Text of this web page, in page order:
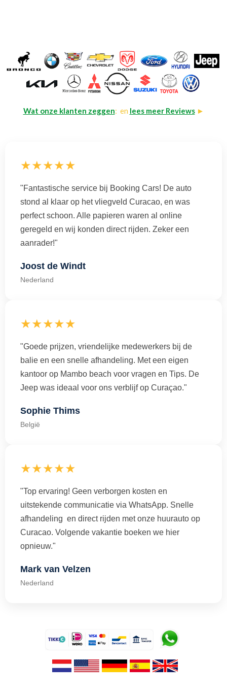
Wat onze klanten zeggen: en lees meer Reviews►
★★★★★
"Fantastische service bij Booking Cars! De auto
stond al klaar op het vliegveld Curacao, en was
perfect schoon. Alle papieren waren al online
geregeld en wij konden direct rijden. Zeker een
aanrader!"
Joost de Windt
Nederland
★★★★★
"Goede prijzen, vriendelijke medewerkers bij de
balie en een snelle afhandeling. Met een eigen
kantoor op Mambo beach voor vragen en Tips. De
Jeep was ideaal voor ons verblijf op Curaçao."
Sophie Thims
België
★★★★★
"Top ervaring! Geen verborgen kosten en
uitstekende communicatie via WhatsApp. Snelle
afhandeling en direct rijden met onze huurauto op
Curacao. Volgende vakantie boeken we hier
opnieuw."
Mark van Velzen
Nederland